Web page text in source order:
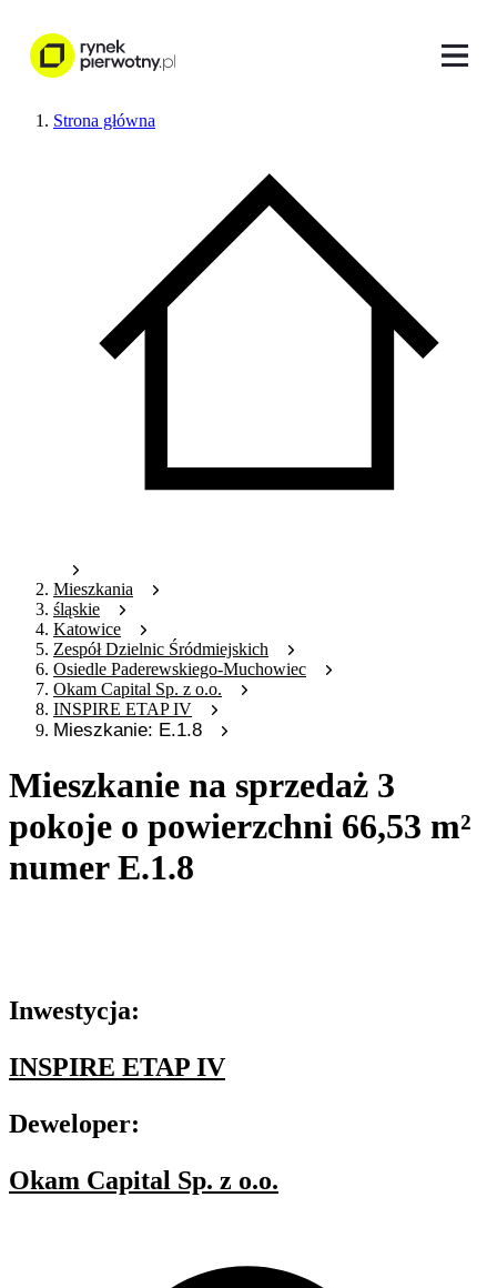
Strona główna
Mieszkania
śląskie
Katowice
Zespół Dzielnic Śródmiejskich
Osiedle Paderewskiego-Muchowiec
Okam Capital Sp. z o.o.
INSPIRE ETAP IV
Mieszkanie: E.1.8
Mieszkanie na sprzedaż 3
pokoje o powierzchni 66,53 m²
numer E.1.8
Inwestycja:
INSPIRE ETAP IV
Deweloper:
Okam Capital Sp. z o.o.